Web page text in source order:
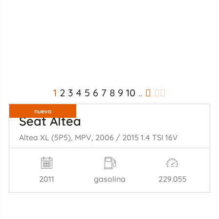
1 2 3 4 5 6 7 8 9 10 ..
nuevo
Seat Altea
Altea XL (5P5), MPV, 2006 / 2015 1.4 TSI 16V
2011 gasolina 229.055